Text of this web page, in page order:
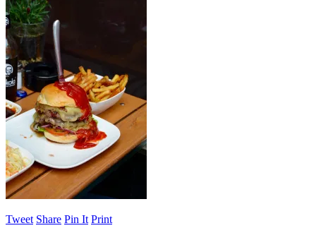
Tweet Share Pin It Print